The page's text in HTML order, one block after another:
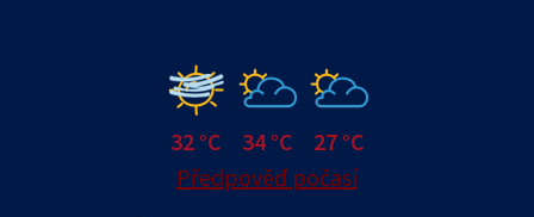
32 °C 34 °C
27 °C
Předpověď počasí